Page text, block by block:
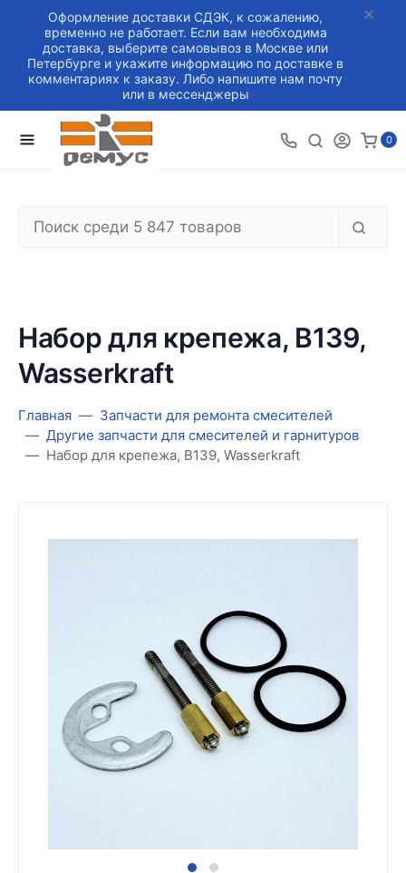
Оформление доставки СДЭК, к сожалению,
временно не работает. Если вам необходима
доставка, выберите самовывоз в Москве или
Петербурге и укажите информацию по доставке в
комментариях к заказу. Либо напишите нам почту
или в мессенджеры
0
Набор для крепежа, B139,
Wasserkraft
Главная
Запчасти для ремонта смесителей
Другие запчасти для смесителей и гарнитуров
Набор для крепежа, B139, Wasserkraft